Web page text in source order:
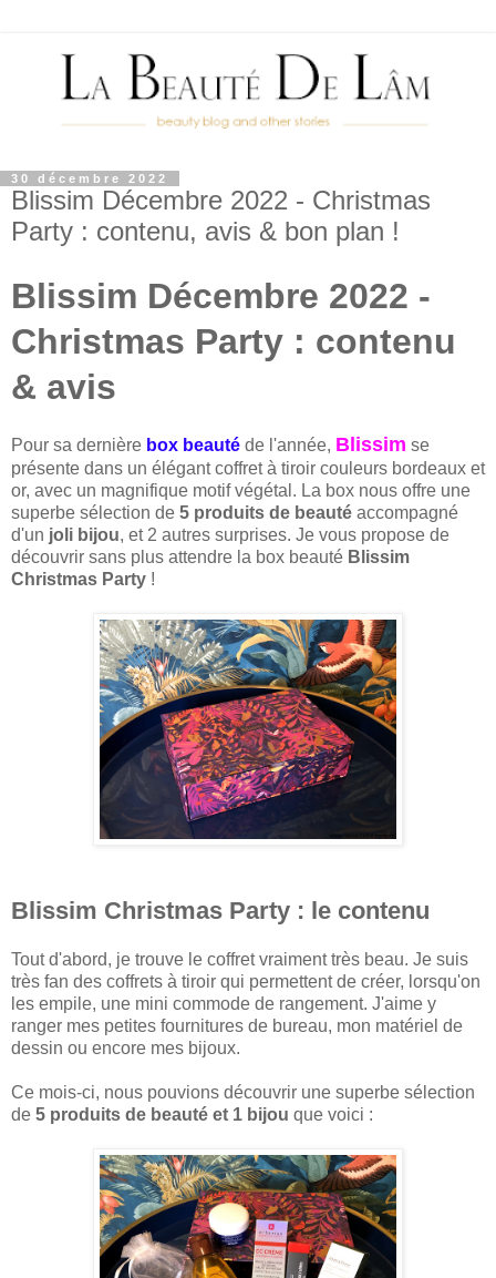
30 décembre 2022
Blissim Décembre 2022 - Christmas
Party : contenu, avis & bon plan !
Blissim Décembre 2022 -
Christmas Party : contenu
& avis
Pour sa dernière box beauté de l'année, Blissim se
présente dans un élégant coffret à tiroir couleurs bordeaux et
or, avec un magnifique motif végétal. La box nous offre une
superbe sélection de 5 produits de beauté accompagné
d'un joli bijou, et 2 autres surprises. Je vous propose de
découvrir sans plus attendre la box beauté Blissim
Christmas Party !
Blissim Christmas Party : le contenu
Tout d'abord, je trouve le coffret vraiment très beau. Je suis
très fan des coffrets à tiroir qui permettent de créer, lorsqu'on
les empile, une mini commode de rangement. J'aime y
ranger mes petites fournitures de bureau, mon matériel de
dessin ou encore mes bijoux.
Ce mois-ci, nous pouvions découvrir une superbe sélection
de 5 produits de beauté et 1 bijou que voici :